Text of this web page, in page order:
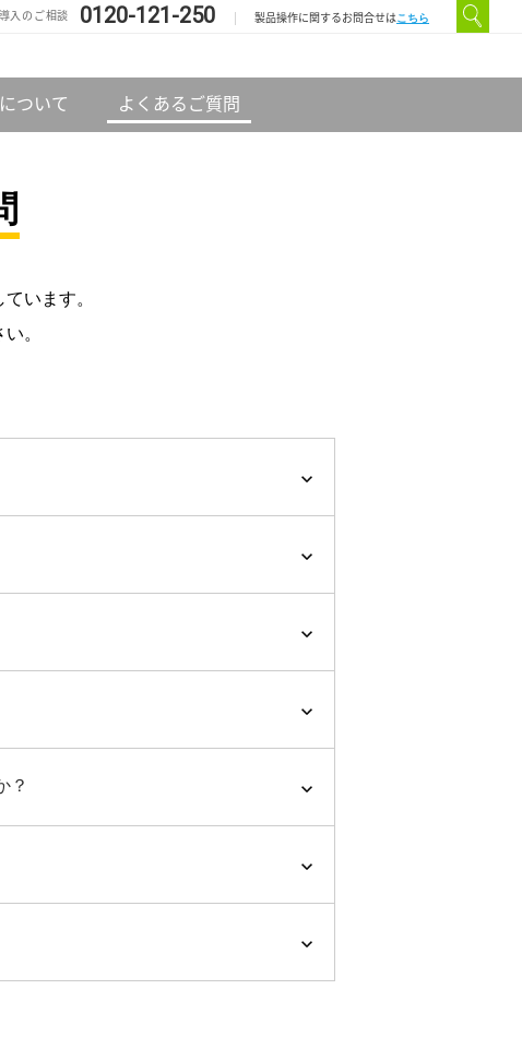
導入のご相談 0120-121-250 製品操作に関するお問合せは こちら
ついて よくあるご質問
います。
。
？